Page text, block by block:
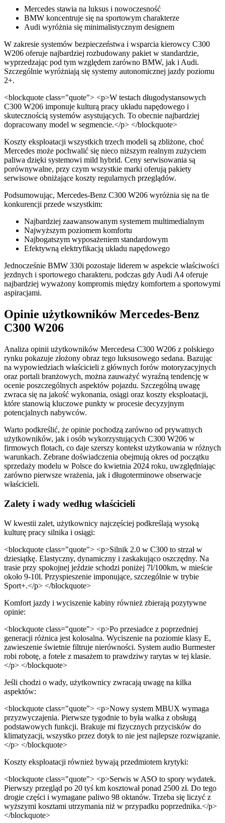
Mercedes stawia na luksus i nowoczesność
BMW koncentruje się na sportowym charakterze
Audi wyróżnia się minimalistycznym designem
W zakresie systemów bezpieczeństwa i wsparcia kierowcy C300
W206 oferuje najbardziej rozbudowany pakiet w standardzie,
wyprzedzając pod tym względem zarówno BMW, jak i Audi.
Szczególnie wyróżniają się systemy autonomicznej jazdy poziomu
2+.
<blockquote class="quote"> <p>W testach długodystansowych
C300 W206 imponuje kulturą pracy układu napędowego i
skutecznością systemów asystujących. To obecnie najbardziej
dopracowany model w segmencie.</p> </blockquote>
Koszty eksploatacji wszystkich trzech modeli są zbliżone, choć
Mercedes może pochwalić się nieco niższym realnym zużyciem
paliwa dzięki systemowi mild hybrid. Ceny serwisowania są
porównywalne, przy czym wszystkie marki oferują pakiety
serwisowe obniżające koszty regularnych przeglądów.
Podsumowując, Mercedes-Benz C300 W206 wyróżnia się na tle
konkurencji przede wszystkim:
Najbardziej zaawansowanym systemem multimedialnym
Najwyższym poziomem komfortu
Najbogatszym wyposażeniem standardowym
Efektywną elektryfikacją układu napędowego
Jednocześnie BMW 330i pozostaje liderem w aspekcie właściwości
jezdnych i sportowego charakteru, podczas gdy Audi A4 oferuje
najbardziej wyważony kompromis między komfortem a sportowymi
aspiracjami.
Opinie użytkowników Mercedes-Benz
C300 W206
Analiza opinii użytkowników Mercedesa C300 W206 z polskiego
rynku pokazuje złożony obraz tego luksusowego sedana. Bazując
na wypowiedziach właścicieli z głównych forów motoryzacyjnych
oraz portali branżowych, można zauważyć wyraźną tendencję w
ocenie poszczególnych aspektów pojazdu. Szczególną uwagę
zwraca się na jakość wykonania, osiągi oraz koszty eksploatacji,
które stanowią kluczowe punkty w procesie decyzyjnym
potencjalnych nabywców.
Warto podkreślić, że opinie pochodzą zarówno od prywatnych
użytkowników, jak i osób wykorzystujących C300 W206 w
firmowych flotach, co daje szerszy kontekst użytkowania w różnych
warunkach. Zebrane doświadczenia obejmują okres od początku
sprzedaży modelu w Polsce do kwietnia 2024 roku, uwzględniając
zarówno pierwsze wrażenia, jak i długoterminowe obserwacje
właścicieli.
Zalety i wady według właścicieli
W kwestii zalet, użytkownicy najczęściej podkreślają wysoką
kulturę pracy silnika i osiągi:
<blockquote class="quote"> <p>Silnik 2.0 w C300 to strzał w
dziesiątkę. Elastyczny, dynamiczny i zaskakująco oszczędny. Na
trasie przy spokojnej jeździe schodzi poniżej 7l/100km, w mieście
około 9-10l. Przyspieszenie imponujące, szczególnie w trybie
Sport+.</p> </blockquote>
Komfort jazdy i wyciszenie kabiny również zbierają pozytywne
opinie:
<blockquote class="quote"> <p>Po przesiadce z poprzedniej
generacji różnica jest kolosalna. Wyciszenie na poziomie klasy E,
zawieszenie świetnie filtruje nierówności. System audio Burmester
robi robotę, a fotele z masażem to prawdziwy rarytas w tej klasie.
</p> </blockquote>
Jeśli chodzi o wady, użytkownicy zwracają uwagę na kilka
aspektów:
<blockquote class="quote"> <p>Nowy system MBUX wymaga
przyzwyczajenia. Pierwsze tygodnie to była walka z obsługą
podstawowych funkcji. Brakuje mi fizycznych przycisków do
klimatyzacji, wszystko przez dotyk to nie jest najlepsze rozwiązanie.
</p> </blockquote>
Koszty eksploatacji również bywają przedmiotem krytyki:
<blockquote class="quote"> <p>Serwis w ASO to spory wydatek.
Pierwszy przegląd po 20 tyś km kosztował ponad 2500 zł. Do tego
drogie części i wymagane paliwo 98 oktanów. Trzeba się liczyć z
wyższymi kosztami utrzymania niż w przypadku poprzednika.</p>
</blockquote>